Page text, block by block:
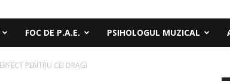
FOC DE P.A.E. PSIHOLOGUL MUZICAL
PENTRU CEI DRAGI